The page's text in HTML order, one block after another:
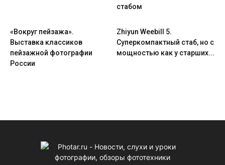
стабом
«Вокруг пейзажа».
Выставка классиков
пейзажной фотографии
России
Zhiyun Weebill 5.
Cуперкомпактный стаб, но с
мощностью как у старших...